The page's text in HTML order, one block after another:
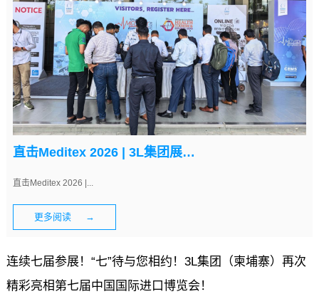
直击Meditex 2026 | 3L集团展位人气高涨，高品质耗材获客商青睐
直击Meditex 2026 |...
更多阅读 →
连续七届参展！“七”待与您相约！3L集团（柬埔寨）再次
精彩亮相第七届中国国际进口博览会！